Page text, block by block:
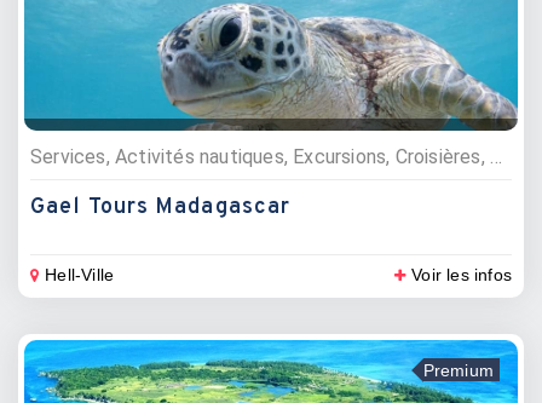
Gael Tours Madagascar
Hell-Ville Voir les infos
Premium